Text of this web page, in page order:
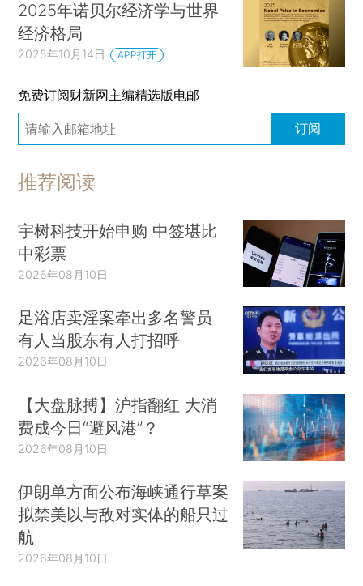
2025年诺贝尔经济学与世界
经济格局
2025年10月14日 APP打开
免费订阅财新网主编精选版电邮
订阅
推荐阅读
宇树科技开始申购 中签堪比
中彩票
2026年08月10日
足浴店卖淫案牵出多名警员
有人当股东有人打招呼
2026年08月10日
【大盘脉搏】沪指翻红 大消
费成今日“避风港”？
2026年08月10日
伊朗单方面公布海峡通行草案
拟禁美以与敌对实体的船只过
航
2026年08月10日